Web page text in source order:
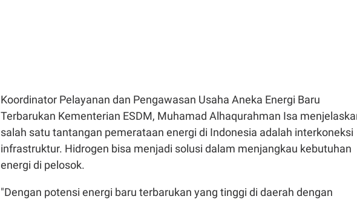
Koordinator Pelayanan dan Pengawasan Usaha Aneka Energi Baru
Terbarukan Kementerian ESDM, Muhamad Alhaqurahman Isa
salah satu tantangan pemerataan energi di Indonesia adalah interkoneksi
infrastruktur. Hidrogen bisa menjadi solusi dalam menjangkau kebutuhan
energi di pelosok.
"Dengan potensi energi baru terbarukan yang tinggi di daerah dengan